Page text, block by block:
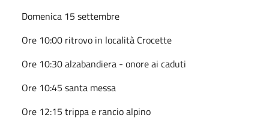
Domenica 15 settembre
Ore 10:00 ritrovo in località Crocette
Ore 10:30 alzabandiera - onore ai caduti
Ore 10:45 santa messa
Ore 12:15 trippa e rancio alpino